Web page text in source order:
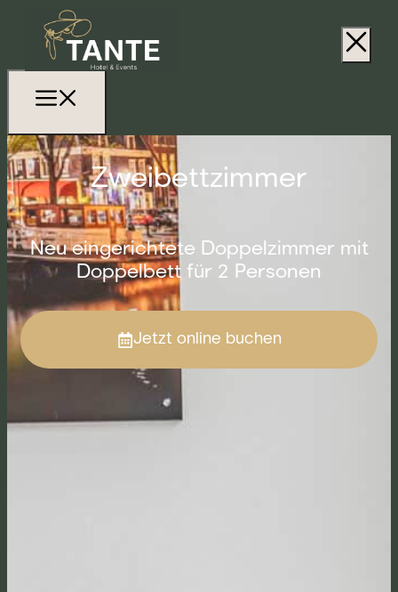
Zweibettzimmer
Neu eingerichtete Doppelzimmer mit
Doppelbett für 2 Personen
Jetzt online buchen